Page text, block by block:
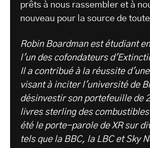
prêts à nous rassembler et à
nouveau pour la source de
Robin Boardman est étudiant
l'un des cofondateurs
Il a contribué à la réussite
visant à inciter l'université de
désinvestir son portefeuille de
livres sterling des
été le porte-parole de XR sur
tels que la BBC, la LBC et Sky